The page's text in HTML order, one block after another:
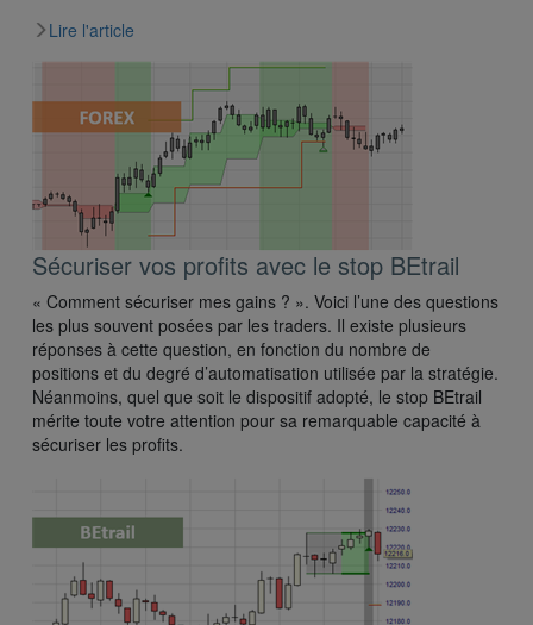
Lire l'article
Sécuriser vos profits avec le stop BEtrail
« Comment sécuriser mes gains ? ». Voici l’une des questions
les plus souvent posées par les traders. Il existe plusieurs
réponses à cette question, en fonction du nombre de
positions et du degré d’automatisation utilisée par la stratégie.
Néanmoins, quel que soit le dispositif adopté, le stop BEtrail
mérite toute votre attention pour sa remarquable capacité à
sécuriser les profits.